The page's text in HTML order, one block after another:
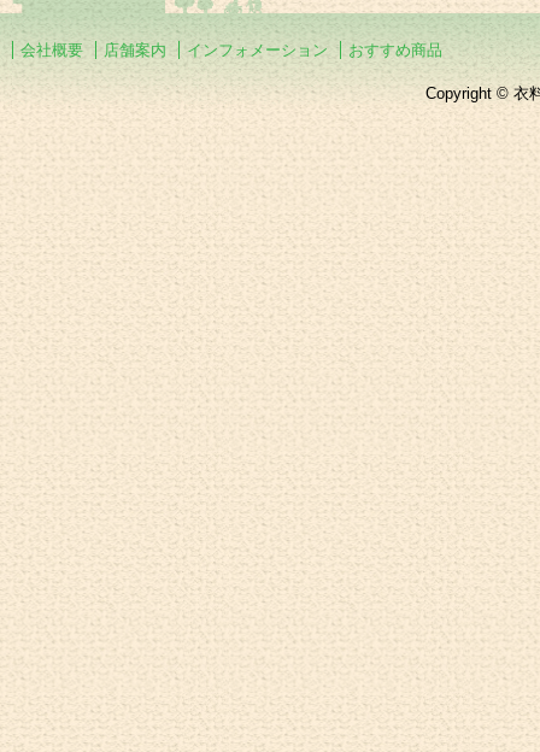
会社概要 店舗案内 インフォメーション おすすめ商品
Copyright © 衣